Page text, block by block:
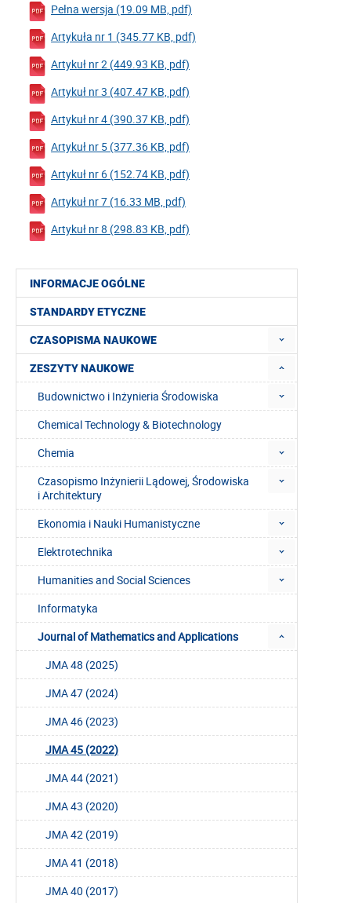
INFORMACJE OGÓLNE
STANDARDY ETYCZNE
CZASOPISMA NAUKOWE
ZESZYTY NAUKOWE
Budownictwo i Inżynieria Środowiska
Chemical Technology & Biotechnology
Chemia
Czasopismo Inżynierii Lądowej, Środowiska
i Architektury
Ekonomia i Nauki Humanistyczne
Elektrotechnika
Humanities and Social Sciences
Informatyka
Journal of Mathematics and Applications
JMA 48 (2025)
JMA 47 (2024)
JMA 46 (2023)
JMA 45 (2022)
JMA 44 (2021)
JMA 43 (2020)
JMA 42 (2019)
JMA 41 (2018)
JMA 40 (2017)
Pełna wersja (19.09 MB, pdf)
Artykuła nr 1 (345.77 KB, pdf)
Artykuł nr 2 (449.93 KB, pdf)
Artykuł nr 3 (407.47 KB, pdf)
Artykuł nr 4 (390.37 KB, pdf)
Artykuł nr 5 (377.36 KB, pdf)
Artykuł nr 6 (152.74 KB, pdf)
Artykuł nr 7 (16.33 MB, pdf)
Artykuł nr 8 (298.83 KB, pdf)